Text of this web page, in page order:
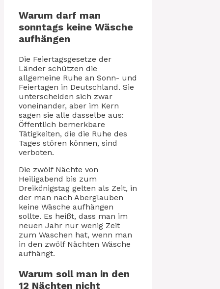
Warum darf man
sonntags keine Wäsche
aufhängen
Die Feiertagsgesetze der
Länder schützen die
allgemeine Ruhe an Sonn- und
Feiertagen in Deutschland. Sie
unterscheiden sich zwar
voneinander, aber im Kern
sagen sie alle dasselbe aus:
Öffentlich bemerkbare
Tätigkeiten, die die Ruhe des
Tages stören können, sind
verboten.
Die zwölf Nächte von
Heiligabend bis zum
Dreikönigstag gelten als Zeit, in
der man nach Aberglauben
keine Wäsche aufhängen
sollte. Es heißt, dass man im
neuen Jahr nur wenig Zeit
zum Waschen hat, wenn man
in den zwölf Nächten Wäsche
aufhängt.
Warum soll man in den
12 Nächten nicht